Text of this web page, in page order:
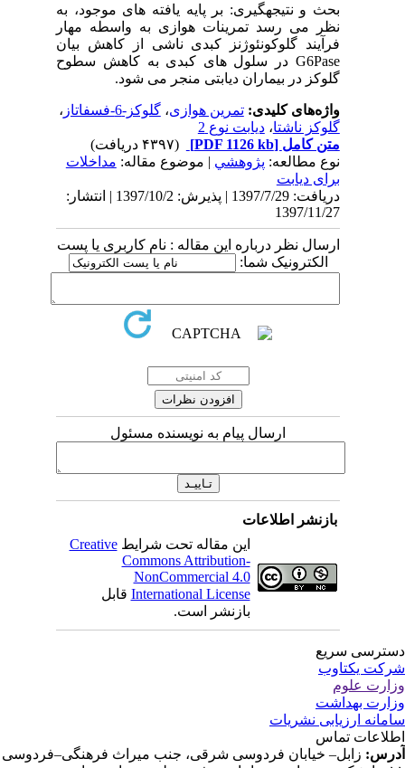
بحث و نتیجه­گیری: بر پایه یافته های موجود، به
نظر می رسد تمرینات هوازی به واسطه مهار
فرآیند گلوکونئوژنز کبدی ناشی از کاهش بیان
G6Paseدر سلول های کبدی به کاهش سطوح
گلوکز در بیماران دیابتی منجر می شود.
واژه‌های کلیدی:تمرین هوازی،گلوکز-6-فسفاتاز
،
گلوکز ناشتا،دیابت نوع 2
متن کامل[PDF 1126 kb]
نوع مطالعه:پژوهشي| موضوع مقاله:مداخلات
برای دیابت
دریافت: 1397/7/29 | پذیرش: 1397/10/2 | انتشار:
1397/11/27
ارسال نظر درباره این مقاله : نام کاربری یا پست
الکترونیک شما:
ارسال پیام به نویسنده مسئول
بازنشر اطلاعات
این مقاله تحت شرایطCreative
Commons Attribution-
NonCommercial 4.0
International Licenseقابل
بازنشر است.
سریع
یکتاوب
علوم
بهداشت
ارزیابی نشریات
تماس
زابل– خیابان فردوسی شرقی، جنب میراث فرهنگی–فردوسی